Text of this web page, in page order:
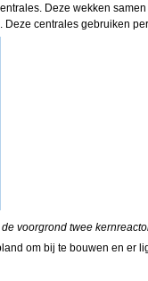
Deze wekken
centrales gebruiken
voorgrond twee
om bij te bouwen en er